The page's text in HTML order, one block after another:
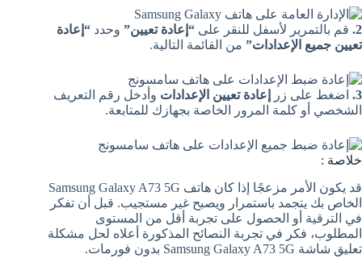
2. قم بالتمرير لأسفل للنقر على “إعادة تعيين” وحدد “إعادة
تعيين جميع الإعدادات” من القائمة التالية.
3. اضغط على زر إعادة تعيين الإعدادات وأدخل رقم التعريف
الشخصي أو كلمة المرور الخاصة بجهازك للمتابعة.
خلاصة :
قد يكون الأمر مزعجًا إذا كان هاتف Samsung Galaxy A73 5G
الخاص بك يتجمد باستمرار ويصبح غير مستجيب. قبل أن تفكر
في الترقية أو الحصول على تجربة أقل من المستوى
المطلوب، فكر في تجربة النصائح المذكورة أعلاه لحل مشكلة
تعليق شاشة Samsung Galaxy A73 5G بدون فورمات.